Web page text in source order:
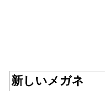
新しいメガネ